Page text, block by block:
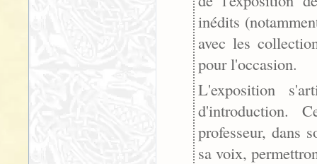
inédits
avec les
pour l'occasion.
L'exposition
d'introduction.
professeur, dans
sa voix,